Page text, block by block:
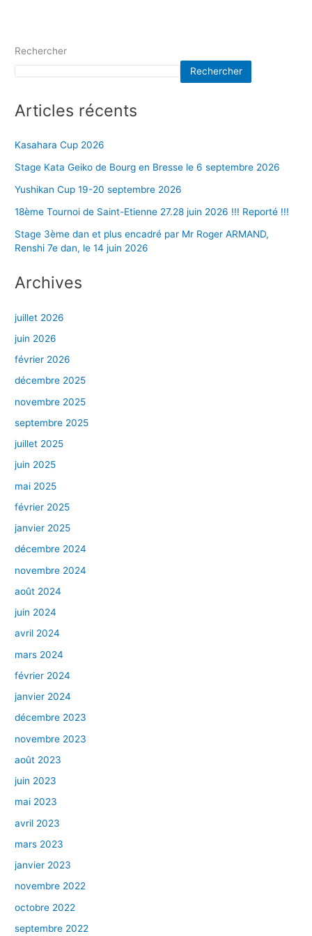
Rechercher
Rechercher
Articles récents
Kasahara Cup 2026
Stage Kata Geiko de Bourg en Bresse le 6 septembre 2026
Yushikan Cup 19-20 septembre 2026
18ème Tournoi de Saint-Etienne 27.28 juin 2026 !!! Reporté !!!
Stage 3ème dan et plus encadré par Mr Roger ARMAND,
Renshi 7e dan, le 14 juin 2026
Archives
juillet 2026
juin 2026
février 2026
décembre 2025
novembre 2025
septembre 2025
juillet 2025
juin 2025
mai 2025
février 2025
janvier 2025
décembre 2024
novembre 2024
août 2024
juin 2024
avril 2024
mars 2024
février 2024
janvier 2024
décembre 2023
novembre 2023
août 2023
juin 2023
mai 2023
avril 2023
mars 2023
janvier 2023
novembre 2022
octobre 2022
septembre 2022